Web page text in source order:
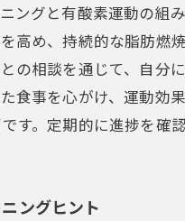
ングと有酸素運動の
高め、持続的な脂肪
の相談を通じて、自
食事を心がけ、運動
す。定期的に進捗を確
ングヒント